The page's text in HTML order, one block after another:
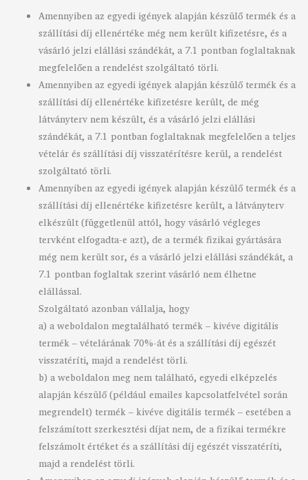
Amennyiben az egyedi igények alapján készülő termék és a
szállítási díj ellenértéke még nem került kifizetésre, és a
vásárló jelzi elállási szándékát, a 7.1 pontban foglaltaknak
megfelelően a rendelést szolgáltató törli.
Amennyiben az egyedi igények alapján készülő termék és a
szállítási díj ellenértéke kifizetésre került, de még
látványterv nem készült, és a vásárló jelzi elállási
szándékát, a 7.1 pontban foglaltaknak megfelelően a teljes
vételár és szállítási díj visszatérítésre kerül, a rendelést
szolgáltató törli.
Amennyiben az egyedi igények alapján készülő termék és a
szállítási díj ellenértéke kifizetésre került, a látványterv
elkészült (függetlenül attól, hogy vásárló végleges
tervként elfogadta-e azt), de a termék fizikai gyártására
még nem került sor, és a vásárló jelzi elállási szándékát, a
7.1 pontban foglaltak szerint vásárló nem élhetne
elállással.
Szolgáltató azonban vállalja, hogy
a) a weboldalon megtalálható termék – kivéve digitális
termék – vételárának 70%-át és a szállítási díj egészét
visszatéríti, majd a rendelést törli.
b) a weboldalon meg nem található, egyedi elképzelés
alapján készülő (például emailes kapcsolatfelvétel során
megrendelt) termék – kivéve digitális termék – esetében a
felszámított szerkesztési díjat nem, de a fizikai termékre
felszámolt értéket és a szállítási díj egészét visszatéríti,
majd a rendelést törli.